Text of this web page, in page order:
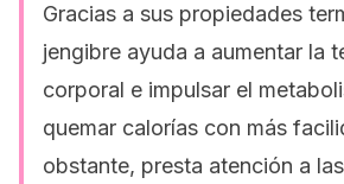
Gracias a sus propiedades
jengibre ayuda a aumentar la
corporal e impulsar el
quemar calorías con más
obstante, presta atención a las